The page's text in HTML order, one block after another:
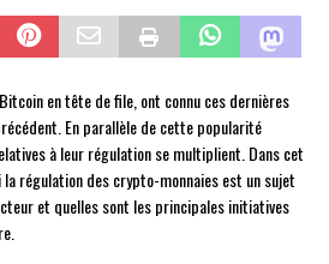
en tête de file, ont connu ces dernières
En parallèle de cette popularité
à leur régulation se multiplient. Dans cet
régulation des crypto-monnaies est un sujet
et quelles sont les principales initiatives